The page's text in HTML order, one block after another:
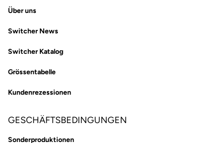
Über uns
Switcher News
Switcher Katalog
Grössentabelle
Kundenrezessionen
GESCHÄFTSBEDINGUNGEN
Sonderproduktionen